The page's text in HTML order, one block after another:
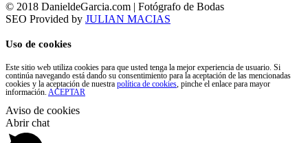
© 2018 DanieldeGarcia.com | Fotógrafo de Bodas
SEO Provided by JULIAN MACIAS
Uso de cookies
Este sitio web utiliza cookies para que usted tenga la mejor experiencia de usuario. Si
continúa navegando está dando su consentimiento para la aceptación de las mencionadas
cookies y la aceptación de nuestra política de cookies, pinche el enlace para mayor
información. ACEPTAR
Aviso de cookies
Abrir chat